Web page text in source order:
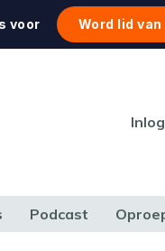
voor Word lid
Podcast